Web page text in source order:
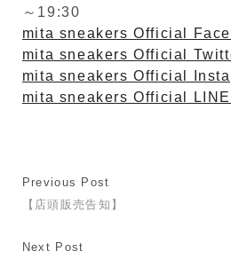
～19:30
mita sneakers Official
mita sneakers Official
mita sneakers Official
mita sneakers Official
Previous Post
【店頭販売告知】
Next Post